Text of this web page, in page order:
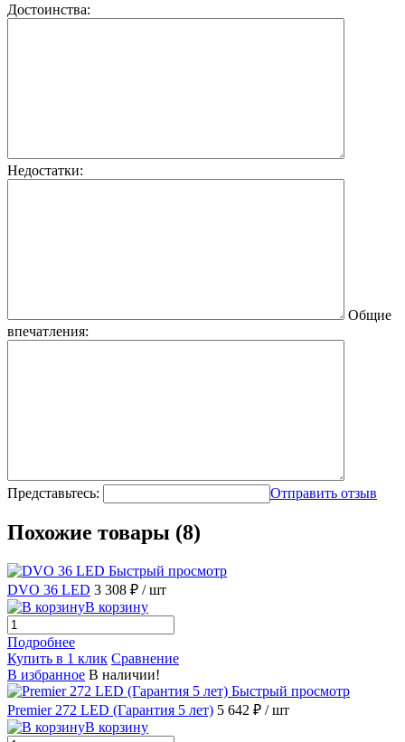
Достоинства:
Недостатки:
Общие
впечатления:
Представьтесь: Отправить отзыв
Похожие товары (8)
Быстрый просмотр
DVO 36 LED 3 308 ₽ / шт
В корзину
Подробнее
Купить в 1 клик Сравнение
В избранное В наличии!
Быстрый просмотр
Premier 272 LED (Гарантия 5 лет) 5 642 ₽ / шт
В корзину